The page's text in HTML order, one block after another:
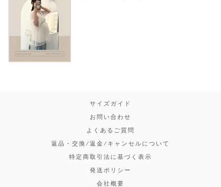
サイズガイド
お問い合わせ
よくあるご質問
返品・交換/返金/キャンセルについて
特定商取引法に基づく表示
発送ポリシー
会社概要